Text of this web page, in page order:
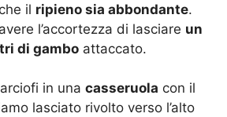
il ripieno sia abbondante.
l’accortezza di lasciare un
di gambo attaccato.
in una casseruola con il
lasciato rivolto verso l’alto